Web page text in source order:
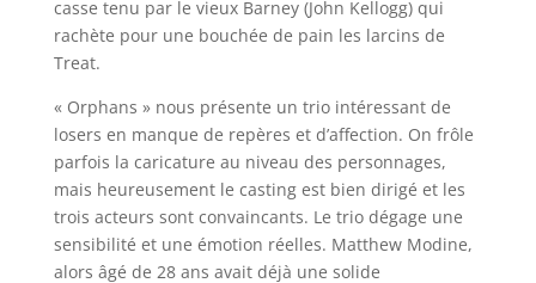
casse tenu par le vieux Barney (John Kellogg) qui
rachète pour une bouchée de pain les larcins de
Treat.
« Orphans » nous présente un trio intéressant de
losers en manque de repères et d’affection. On frôle
parfois la caricature au niveau des personnages,
mais heureusement le casting est bien dirigé et les
trois acteurs sont convaincants. Le trio dégage une
sensibilité et une émotion réelles. Matthew Modine,
alors âgé de 28 ans avait déjà une solide